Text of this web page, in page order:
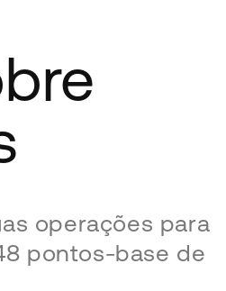
operações para
pontos-base de